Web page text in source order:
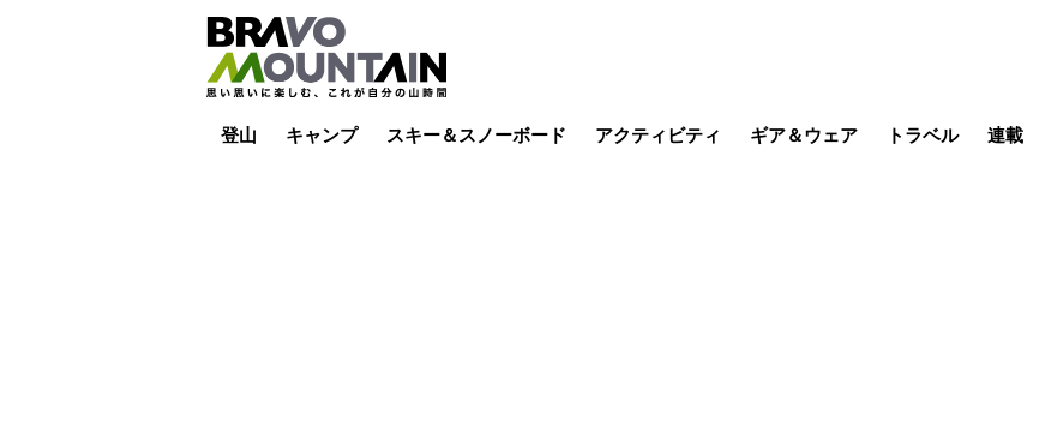
登山 キャンプ スキー＆スノーボード アクティビティ ギア＆ウェア トラベル 連載